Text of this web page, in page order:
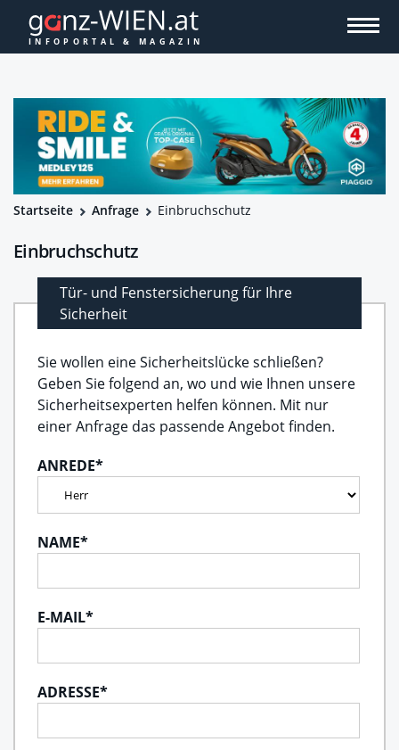
Startseite Anfrage Einbruchschutz
Einbruchschutz
Tür- und Fenstersicherung für Ihre
Sicherheit
Sie wollen eine Sicherheitslücke schließen?
Geben Sie folgend an, wo und wie Ihnen unsere
Sicherheitsexperten helfen können. Mit nur
einer Anfrage das passende Angebot finden.
ANREDE*
NAME*
E-MAIL*
ADRESSE*